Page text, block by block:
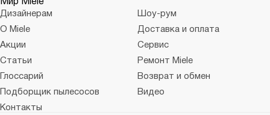
Дизайнерам
Шоу-рум
О Miele
Доставка и оплата
Акции
Сервис
Статьи
Ремонт Miele
Глоссарий
Возврат и обмен
Подборщик пылесосов
Видео
Контакты